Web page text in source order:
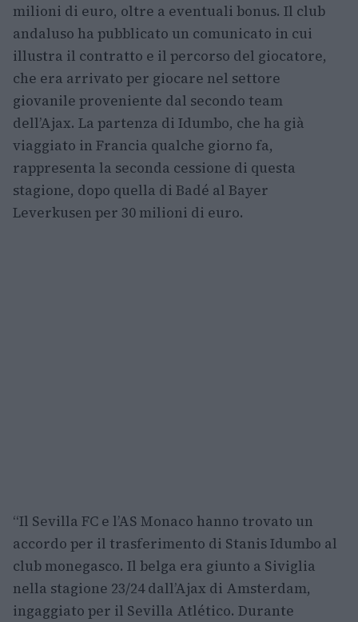
milioni di euro, oltre a eventuali bonus. Il club
andaluso ha pubblicato un comunicato in cui
illustra il contratto e il percorso del giocatore,
che era arrivato per giocare nel settore
giovanile proveniente dal secondo team
dell’Ajax. La partenza di Idumbo, che ha già
viaggiato in Francia qualche giorno fa,
rappresenta la seconda cessione di questa
stagione, dopo quella di Badé al Bayer
Leverkusen per 30 milioni di euro.
“Il Sevilla FC e l’AS Monaco hanno trovato un
accordo per il trasferimento di Stanis Idumbo al
club monegasco. Il belga era giunto a Siviglia
nella stagione 23/24 dall’Ajax di Amsterdam,
ingaggiato per il Sevilla Atlético. Durante